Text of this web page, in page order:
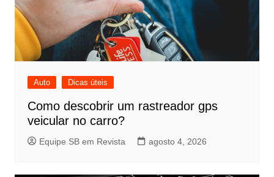
Auto Dicas úteis
Como descobrir um rastreador gps
veicular no carro?
Equipe SB em Revista agosto 4, 2026